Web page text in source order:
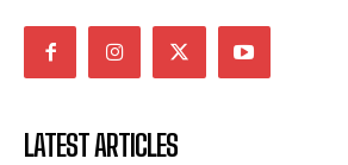
LATEST ARTICLES